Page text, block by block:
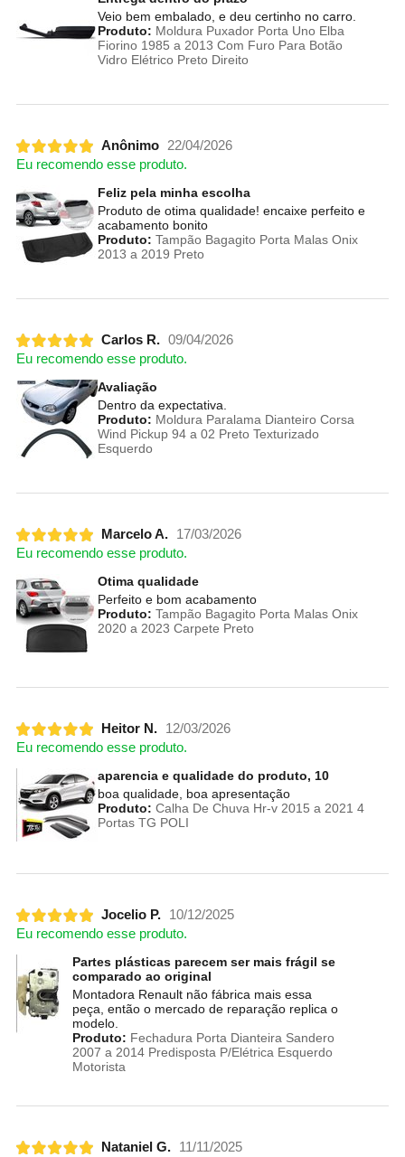
Veio bem embalado, e deu certinho no carro.
Produto: Moldura Puxador Porta Uno Elba
Fiorino 1985 a 2013 Com Furo Para Botão
Vidro Elétrico Preto Direito
Anônimo
22/04/2026
Eu recomendo esse produto.
Feliz pela minha escolha
Produto de otima qualidade! encaixe perfeito e
acabamento bonito
Produto: Tampão Bagagito Porta Malas Onix
2013 a 2019 Preto
Carlos R. 09/04/2026
Eu recomendo esse produto.
Avaliação
Dentro da expectativa.
Produto: Moldura Paralama Dianteiro Corsa
Wind Pickup 94 a 02 Preto Texturizado
Esquerdo
Marcelo A.
17/03/2026
Eu recomendo esse produto.
Otima qualidade
Perfeito e bom acabamento
Produto: Tampão Bagagito Porta Malas Onix
2020 a 2023 Carpete Preto
Heitor N.
12/03/2026
Eu recomendo esse produto.
aparencia e qualidade do produto, 10
boa qualidade, boa apresentação
Produto: Calha De Chuva Hr-v 2015 a 2021 4
Portas TG POLI
Jocelio P.
10/12/2025
Eu recomendo esse produto.
Partes plásticas parecem ser mais frágil se
comparado ao original
Montadora Renault não fábrica mais essa
peça, então o mercado de reparação replica o
modelo.
Produto: Fechadura Porta Dianteira Sandero
2007 a 2014 Predisposta P/Elétrica Esquerdo
Motorista
Nataniel G.
11/11/2025